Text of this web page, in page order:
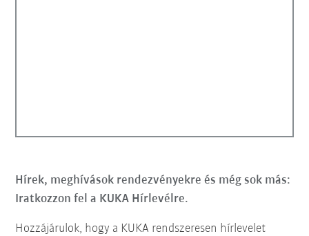
Hírek, meghívások rendezvényekre és még sok más:
Iratkozzon fel a KUKA Hírlevélre.
Hozzájárulok, hogy a KUKA rendszeresen hírlevelet